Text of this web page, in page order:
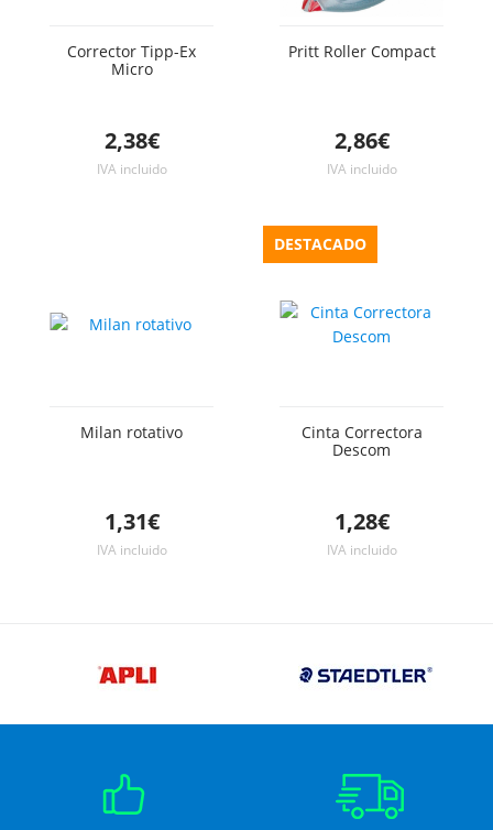
Corrector Tipp-Ex
Micro
2,38€
IVA incluido
Pritt Roller Compact
2,86€
IVA incluido
Milan rotativo
1,31€
IVA incluido
DESTACADO
Cinta Correctora
Descom
1,28€
IVA incluido